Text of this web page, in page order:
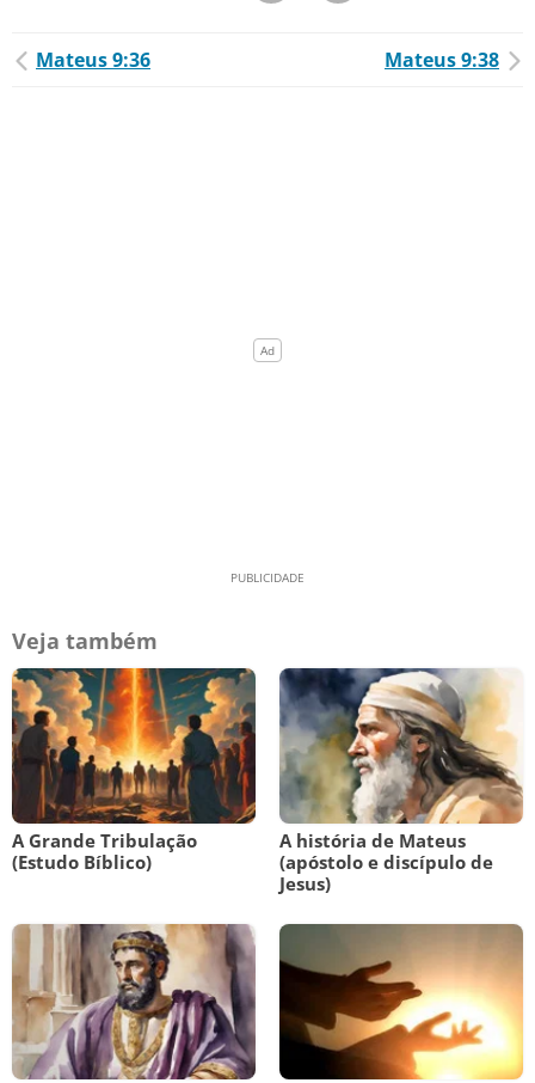
Mateus 9:36 Mateus 9:38
Veja também
A Grande Tribulação
(Estudo Bíblico)
A história de Mateus
(apóstolo e discípulo de
Jesus)